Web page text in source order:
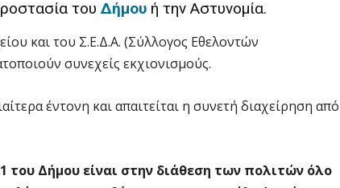
του Δήμου ή την Αστυνομία.
και του Σ.Ε.Δ.Α. (Σύλλογος Εθελοντών
συνεχείς εκχιονισμούς.
έντονη και απαιτείται η συνετή διαχείρηση από
του Δήμου είναι στην διάθεση των πολιτών όλο